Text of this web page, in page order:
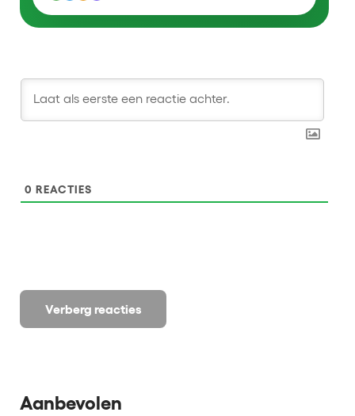
Verberg reacties
0 REACTIES
Aanbevolen